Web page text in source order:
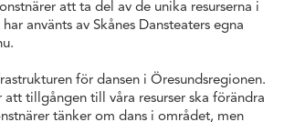
att ta del av de unika resurserna i
använts av Skånes Dansteaters egna
för dansen i Öresundsregionen.
att tillgången till våra resurser ska förändra
tänker om dans i området, men